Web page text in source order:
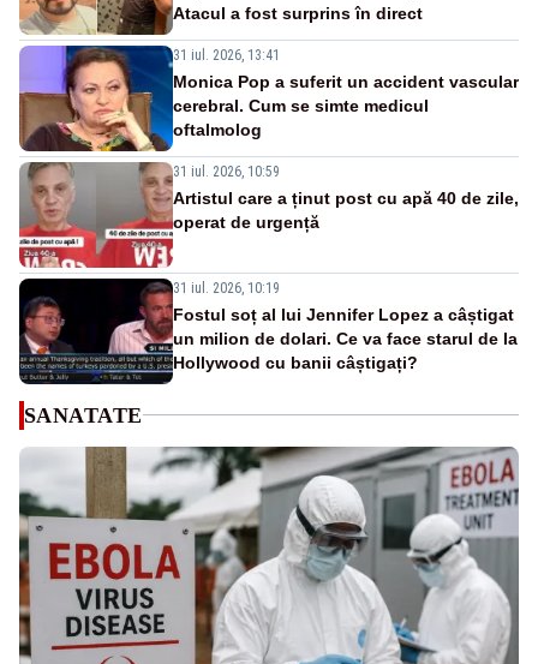
Atacul a fost surprins în direct
31 iul. 2026, 13:41
Monica Pop a suferit un accident vascular
cerebral. Cum se simte medicul
oftalmolog
31 iul. 2026, 10:59
Artistul care a ținut post cu apă 40 de zile,
operat de urgență
31 iul. 2026, 10:19
Fostul soț al lui Jennifer Lopez a câștigat
un milion de dolari. Ce va face starul de la
Hollywood cu banii câștigați?
SANATATE